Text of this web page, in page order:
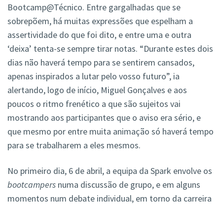
Bootcamp@Técnico. Entre gargalhadas que se
sobrepõem, há muitas expressões que espelham a
assertividade do que foi dito, e entre uma e outra
‘deixa’ tenta-se sempre tirar notas. “Durante estes dois
dias não haverá tempo para se sentirem cansados,
apenas inspirados a lutar pelo vosso futuro”, ia
alertando, logo de início, Miguel Gonçalves e aos
poucos o ritmo frenético a que são sujeitos vai
mostrando aos participantes que o aviso era sério, e
que mesmo por entre muita animação só haverá tempo
para se trabalharem a eles mesmos.
No primeiro dia, 6 de abril, a equipa da Spark envolve os
bootcampers numa discussão de grupo, e em alguns
momentos num debate individual, em torno da carreira